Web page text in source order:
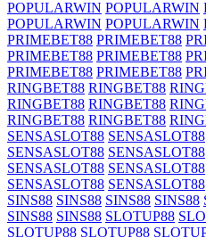
POPULARWIN POPULARWIN
POPULARWIN POPULARWIN
PRIMEBET88 PRIMEBET88
PRIMEBET88 PRIMEBET88
PRIMEBET88 PRIMEBET88
RINGBET88 RINGBET88
RINGBET88 RINGBET88
RINGBET88 RINGBET88
SENSASLOT88 SENSASLOT88
SENSASLOT88 SENSASLOT88
SENSASLOT88 SENSASLOT88
SENSASLOT88 SENSASLOT88
SINS88 SINS88 SINS88 SINS88
SINS88 SINS88 SLOTUP88
SLOTUP88 SLOTUP88